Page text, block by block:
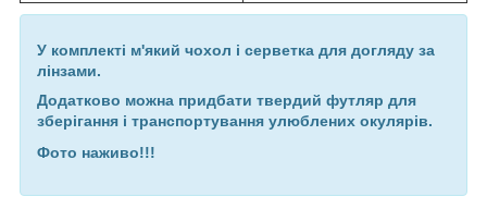
У комплекті м'який чохол і серветка для догляду за
лінзами.
Додатково можна придбати твердий футляр для
зберігання і транспортування улюблених окулярів.
Фото наживо!!!